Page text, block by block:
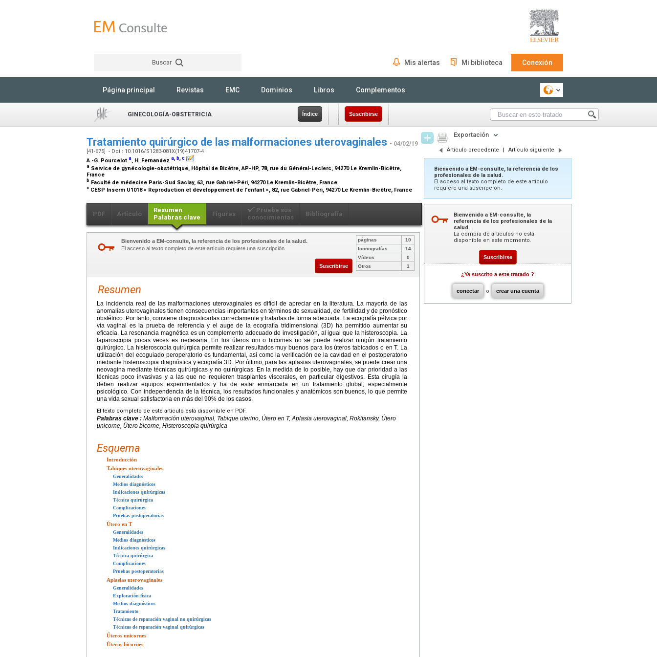
Buscar Mis alertas Mi biblioteca Conexión
Página principal Revistas EMC Dominios Libros Complementos
GINECOLOGÍA-OBSTETRICIA Índice Suscribirse
Tratamiento quirúrgico de las malformaciones uterovaginales - 04/02/19
[41-675] - Doi : 10.1016/S1283-081X(19)41707-4
A.-G. Pourcelot a, H. Fernandez a, b,c
a Service de gynécologie-obstétrique, Hôpital de Bicêtre, AP-HP, 78, rue du Général-Leclerc, 94270 Le Kremlin-Bicêtre,
France
b Faculté de médecine Paris-Sud Saclay, 63, rue Gabriel-Péri, 94270 Le Kremlin-Bicêtre, France
c CESP Inserm U1018 « Reproduction et développement de l'enfant », 82, rue Gabriel-Péri, 94270 Le Kremlin-Bicêtre, France
PDF Artículo
Resumen
Palabras clave
Figuras
Pruebe sus
conocimientas
Bibliografía
Bienvenido a EM-consulte, la referencia de los profesionales de la salud.
El acceso al texto completo de este artículo requiere una suscripción.
Suscribirse
páginas
10
Iconografías
14
Vídeos
0
Otros
1
Resumen
La incidencia real de las malformaciones uterovaginales es difícil de apreciar en la literatura. La mayoría de las
anomalías uterovaginales tienen consecuencias importantes en términos de sexualidad, de fertilidad y de pronóstico
obstétrico. Por tanto, conviene diagnosticarlas correctamente y tratarlas de forma adecuada. La ecografía pélvica por
vía vaginal es la prueba de referencia y el auge de la ecografía tridimensional (3D) ha permitido aumentar su
eficacia. La resonancia magnética es un complemento adecuado de investigación, al igual que la histeroscopia. La
laparoscopia pocas veces es necesaria. En los úteros uni o bicornes no se puede realizar ningún tratamiento
quirúrgico. La histeroscopia quirúrgica permite realizar resultados muy buenos para los úteros tabicados o en T. La
utilización del ecoguiado peroperatorio es fundamental, así como la verificación de la cavidad en el postoperatorio
mediante histeroscopia diagnóstica y ecografía 3D. Por último, para las aplasias uterovaginales, se puede crear una
neovagina mediante técnicas quirúrgicas y no quirúrgicas. En la medida de lo posible, hay que dar prioridad a las
técnicas poco invasivas y a las que no requieren trasplantes viscerales, en particular digestivos. Esta cirugía la
deben realizar equipos experimentados y ha de estar enmarcada en un tratamiento global, especialmente
psicológico. Con independencia de la técnica, los resultados funcionales y anatómicos son buenos, lo que permite
una vida sexual satisfactoria en más del 90% de los casos.
El texto completo de este artículo está disponible en PDF.
Palabras clave : Malformación uterovaginal, Tabique uterino, Útero en T, Aplasia uterovaginal, Rokitansky, Útero
unicorne, Útero bicorne, Histeroscopia quirúrgica
Esquema
Introducción
Tabiques uterovaginales
Generalidades
Medios diagnósticos
Indicaciones quirúrgicas
Técnica quirúrgica
Complicaciones
Pruebas postoperatorias
Útero en T
Generalidades
Medios diagnósticos
Indicaciones quirúrgicas
Técnica quirúrgica
Complicaciones
Pruebas postoperatorias
Aplasias uterovaginales
Generalidades
Exploración física
Medios diagnósticos
Tratamiento
Técnicas de reparación vaginal no quirúrgicas
Técnicas de reparación vaginal quirúrgicas
Úteros unicornes
Úteros bicornes
Exportación
Artículo precedente | Artículo siguiente
Bienvenido a EM-consulte, la referencia de los
profesionales de la salud.
El acceso al texto completo de este artículo
requiere una suscripción.
Bienvenido a EM-consulte, la
referencia de los profesionales de la
salud.
La compra de artículos no está
disponible en este momento.
Suscribirse
¿Ya suscrito a este tratado ?
conectar o crear una cuenta